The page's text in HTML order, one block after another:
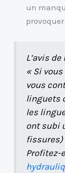
un
L’avis
« Si
vous
linguets
les
ont subi
fissures)
Profitez-